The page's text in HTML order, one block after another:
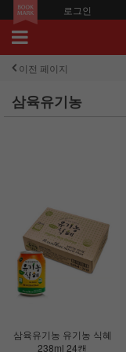
로그인
이전 페이지
삼육유기농
삼육유기농 유기농 식혜
238ml 24캔